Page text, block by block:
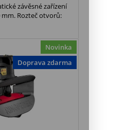
závěsné zařízení
Rozteč otvorů:
Novinka
Doprava zdarma